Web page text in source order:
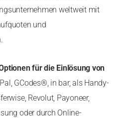
weltweit mit
und
für die Einlösung von
GCodes®, in bar, als Handy-
Revolut, Payoneer,
oder durch Online-